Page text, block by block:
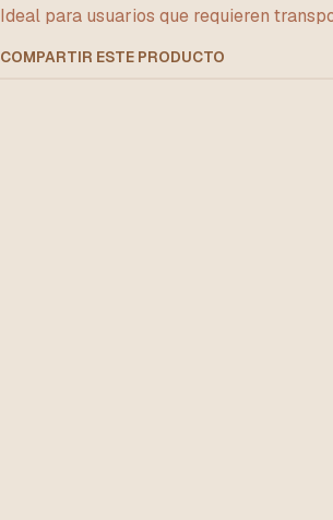
Ideal para usuarios que requieren
COMPARTIR ESTE PRODUCTO